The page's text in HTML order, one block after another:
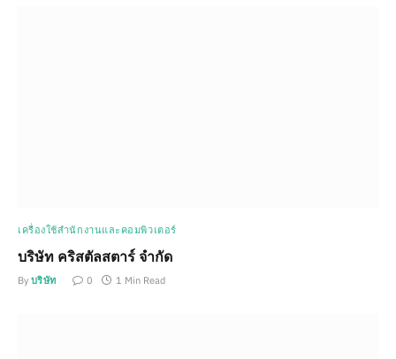
เครื่องใช้สำนักงานและคอมพิวเตอร์
บริษัท คริสตัลสตาร์ จำกัด
By บริษัท 0 1 Min Read